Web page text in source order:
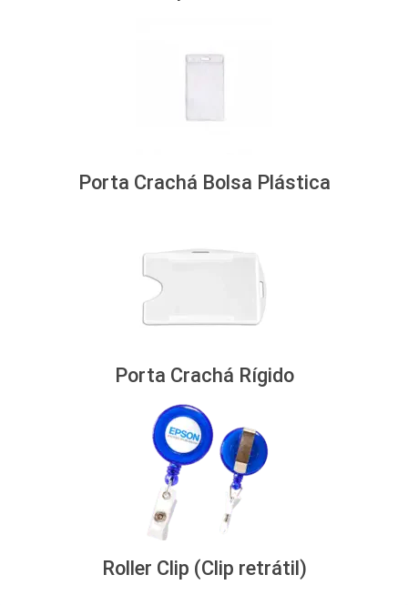
Porta Crachá Bolsa Plástica
Porta Crachá Rígido
Roller Clip (Clip retrátil)